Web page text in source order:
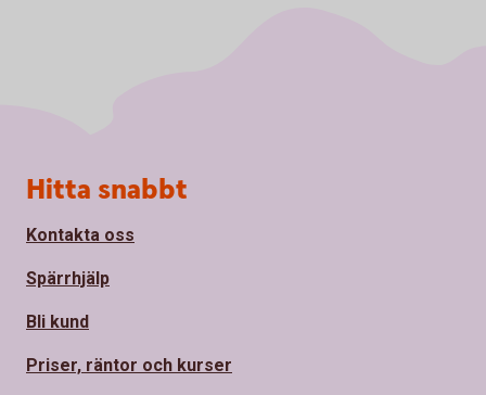
Sidfot
Hitta snabbt
Kontakta oss
Spärrhjälp
Bli kund
Priser, räntor och kurser